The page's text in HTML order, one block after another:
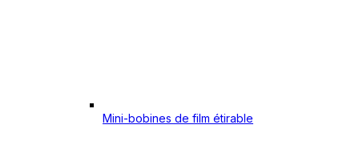
Mini-bobines de film étirable